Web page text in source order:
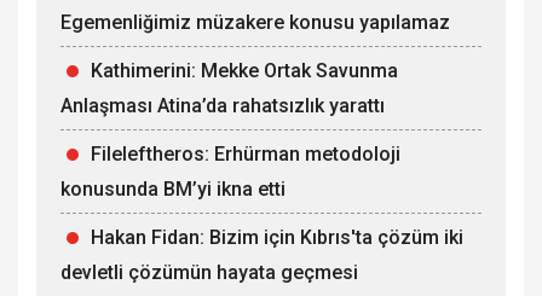
Egemenliğimiz müzakere konusu yapılamaz
Kathimerini: Mekke Ortak Savunma
Anlaşması Atina’da rahatsızlık yarattı
Fileleftheros: Erhürman metodoloji
konusunda BM’yi ikna etti
Hakan Fidan: Bizim için Kıbrıs'ta çözüm iki
devletli çözümün hayata geçmesi